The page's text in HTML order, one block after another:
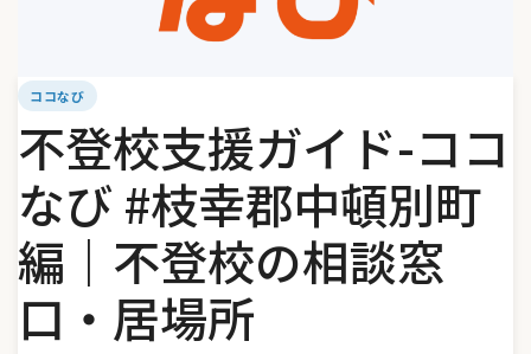
ココなび
不登校支援ガイド-ココ
なび #枝幸郡中頓別町
編｜不登校の相談窓
口・居場所